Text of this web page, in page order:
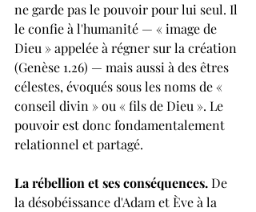
ne garde pas le pouvoir pour lui seul. Il
le confie à l'humanité — « image de
Dieu » appelée à régner sur la création
(Genèse 1.26) — mais aussi à des êtres
célestes, évoqués sous les noms de «
conseil divin » ou « fils de Dieu ». Le
pouvoir est donc fondamentalement
relationnel et partagé.
La rébellion et ses conséquences. De
la désobéissance d'Adam et Ève à la